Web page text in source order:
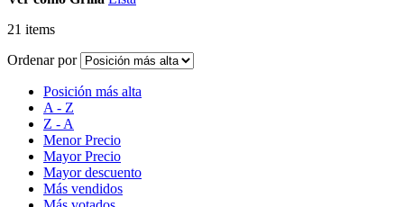
21 items
Ordenar por
Posición más alta
A - Z
Z - A
Menor Precio
Mayor Precio
Mayor descuento
Más vendidos